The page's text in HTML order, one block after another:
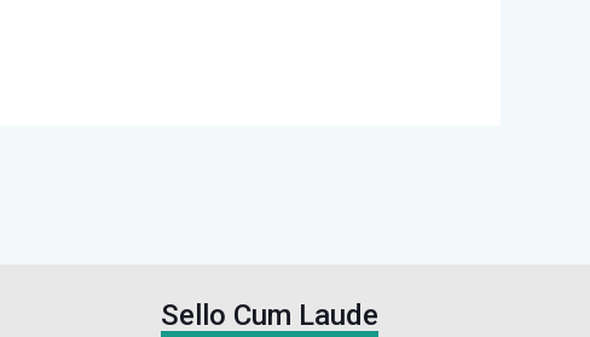
Sello Cum Laude